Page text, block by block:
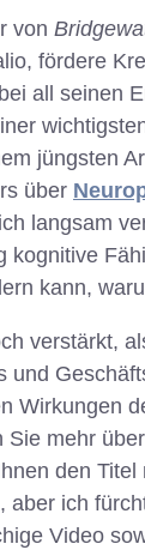
von
fördere
all seinen
jüngsten
über
langsam
kann,
verstärkt,
und
Wirkungen
mehr
den
ich
Video